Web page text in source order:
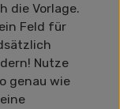
die Vorlage.
Feld für
Nutze
genau wie